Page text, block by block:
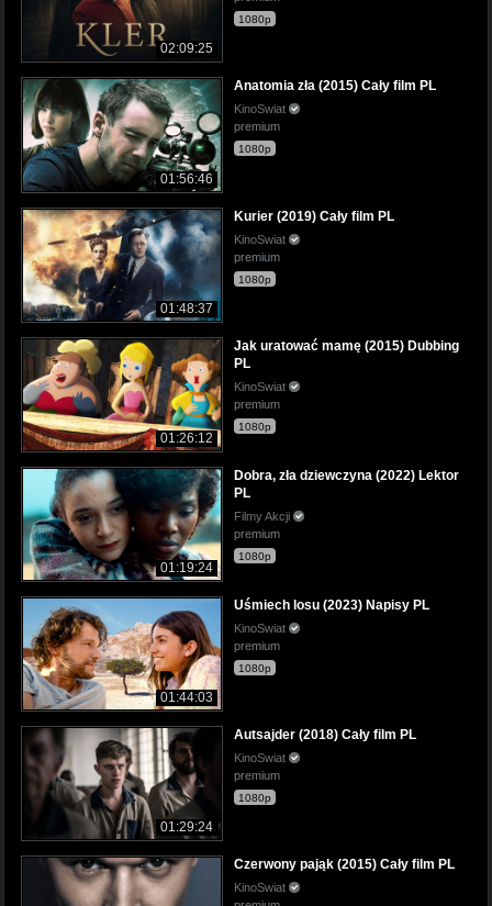
02:09:25
1080p
01:56:46
Anatomia zła (2015) Cały film PL
KinoSwiat
premium
1080p
01:48:37
Kurier (2019) Cały film PL
KinoSwiat
premium
1080p
01:26:12
Jak uratować mamę (2015) Dubbing
PL
KinoSwiat
premium
1080p
01:19:24
Dobra, zła dziewczyna (2022) Lektor
PL
Filmy Akcji
premium
1080p
01:44:03
Uśmiech losu (2023) Napisy PL
KinoSwiat
premium
1080p
01:29:24
Autsajder (2018) Cały film PL
KinoSwiat
premium
1080p
Czerwony pająk (2015) Cały film PL
KinoSwiat